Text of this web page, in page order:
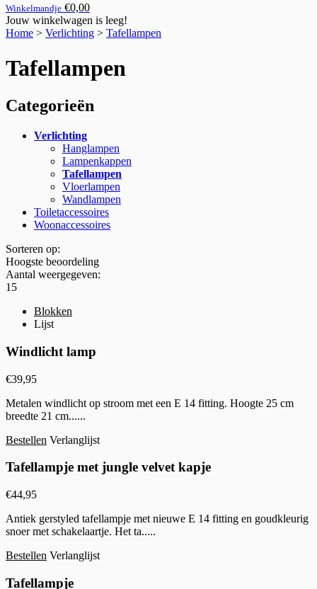
Winkelmandje €0,00
Jouw winkelwagen is leeg!
Home > Verlichting > Tafellampen
Tafellampen
Categorieën
Verlichting
Hanglampen
Lampenkappen
Tafellampen
Vloerlampen
Wandlampen
Toiletaccessoires
Woonaccessoires
Sorteren op:
Hoogste beoordeling
Aantal weergegeven:
15
Blokken
Lijst
Windlicht lamp
€39,95
Metalen windlicht op stroom met een E 14 fitting. Hoogte 25 cm
breedte 21 cm......
Bestellen Verlanglijst
Tafellampje met jungle velvet kapje
€44,95
Antiek gerstyled tafellampje met nieuwe E 14 fitting en goudkleurig
snoer met schakelaartje. Het ta.....
Bestellen Verlanglijst
Tafellampje